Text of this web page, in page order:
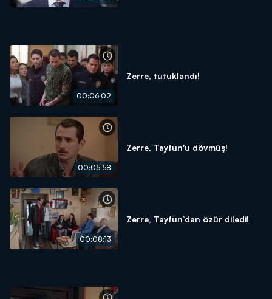
00:06:02
Zerre, tutuklandı!
00:05:58
Zerre, Tayfun'u dövmüş!
00:08:13
Zerre, Tayfun’dan özür diledi!